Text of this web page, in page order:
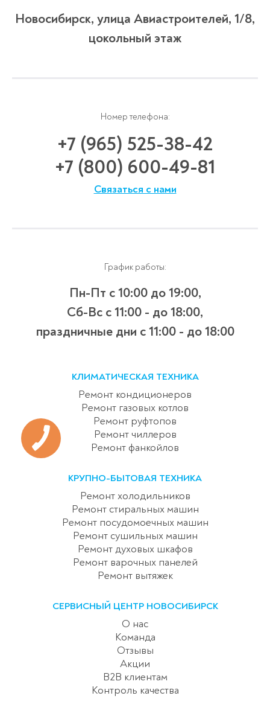
Новосибирск, улица Авиастроителей, 1/8,
цокольный этаж
Номер телефона:
+7 (965) 525-38-42
+7 (800) 600-49-81
Связаться с нами
График работы:
Пн-Пт с 10:00 до 19:00,
Сб-Вс с 11:00 - до 18:00,
праздничные дни с 11:00 - до 18:00
КЛИМАТИЧЕСКАЯ ТЕХНИКА
Ремонт кондиционеров
Ремонт газовых котлов
Ремонт руфтопов
Ремонт чиллеров
Ремонт фанкойлов
КРУПНО-БЫТОВАЯ ТЕХНИКА
Ремонт холодильников
Ремонт стиральных машин
Ремонт посудомоечных машин
Ремонт сушильных машин
Ремонт духовых шкафов
Ремонт варочных панелей
Ремонт вытяжек
СЕРВИСНЫЙ ЦЕНТР НОВОСИБИРСК
О нас
Команда
Отзывы
Акции
B2B клиентам
Контроль качества